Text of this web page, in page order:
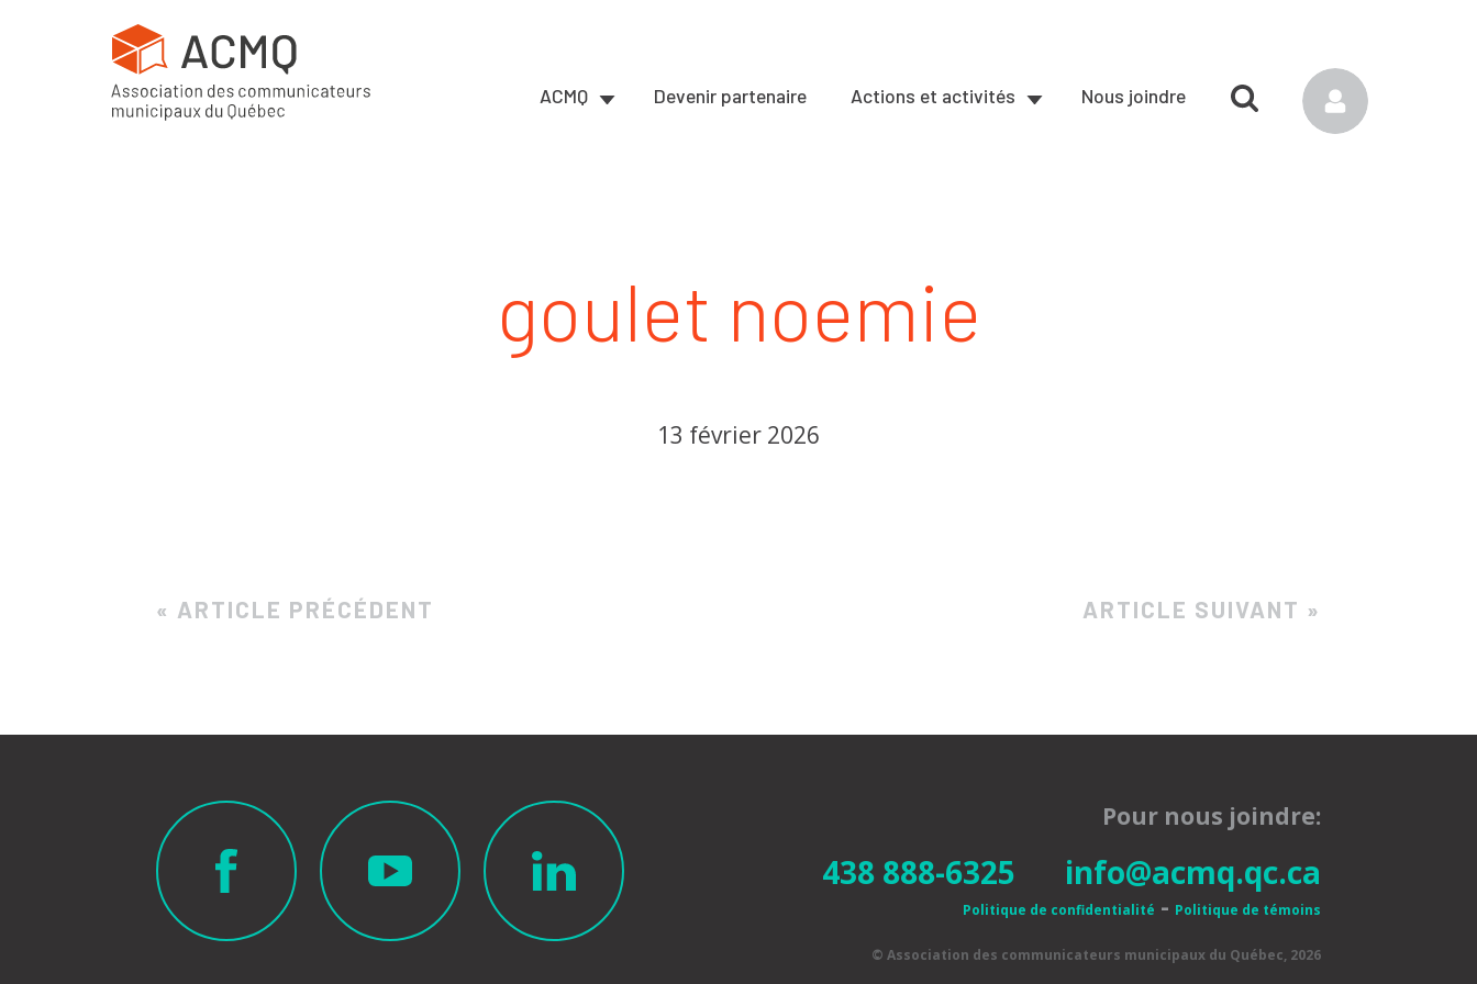
ACMQ Devenir partenaire Actions et activités Nous joindre
goulet noemie
13 février 2026
« ARTICLE PRÉCÉDENT ARTICLE SUIVANT »
Pour nous joindre:
438 888-6325 info@acmq.qc.ca
Politique de confidentialité - Politique de témoins
© Association des communicateurs municipaux du Québec, 2026